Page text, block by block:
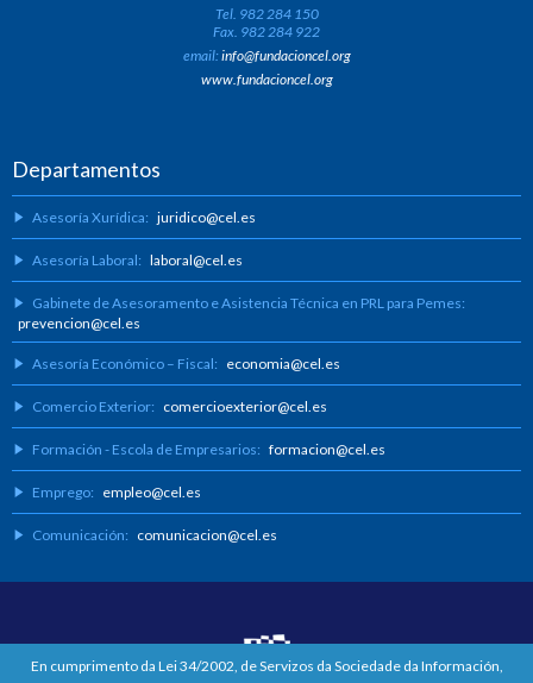
Tel. 982 284 150
Fax. 982 284 922
email:info@fundacioncel.org
www.fundacioncel.org
Departamentos
Asesoría Xurídica: juridico@cel.es
Asesoría Laboral: laboral@cel.es
Gabinete de Asesoramento e Asistencia Técnica en PRL para Pemes:
prevencion@cel.es
Asesoría Económico – Fiscal: economia@cel.es
Comercio Exterior: comercioexterior@cel.es
Formación - Escola de Empresarios: formacion@cel.es
Emprego: empleo@cel.es
Comunicación: comunicacion@cel.es
En cumprimento da Lei 34/2002, de Servizos da Sociedade da Información,